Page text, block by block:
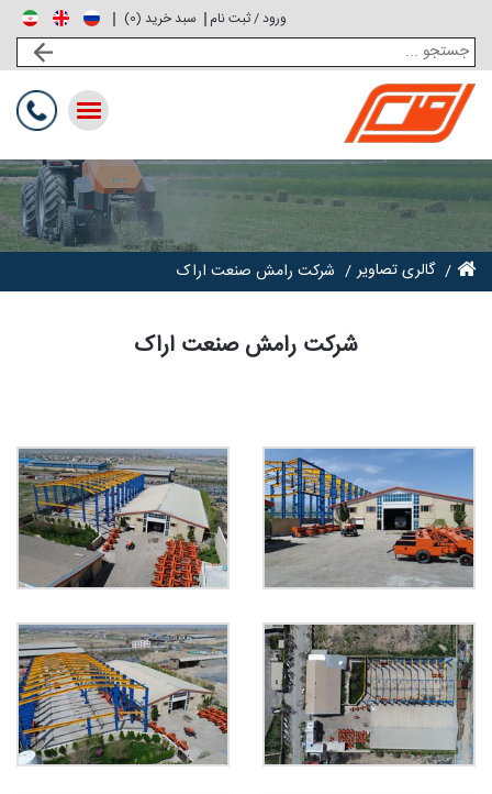
سبد خرید (0
) ورود / ثبت نام
Toggle
گالری تصاویر شرکت رامش صنعت اراک
شرکت رامش صنعت اراک